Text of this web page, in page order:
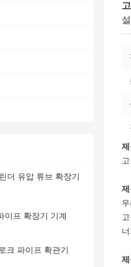
더 유압 튜브 확장기
이프 확장기 기계
크 파이프 확관기